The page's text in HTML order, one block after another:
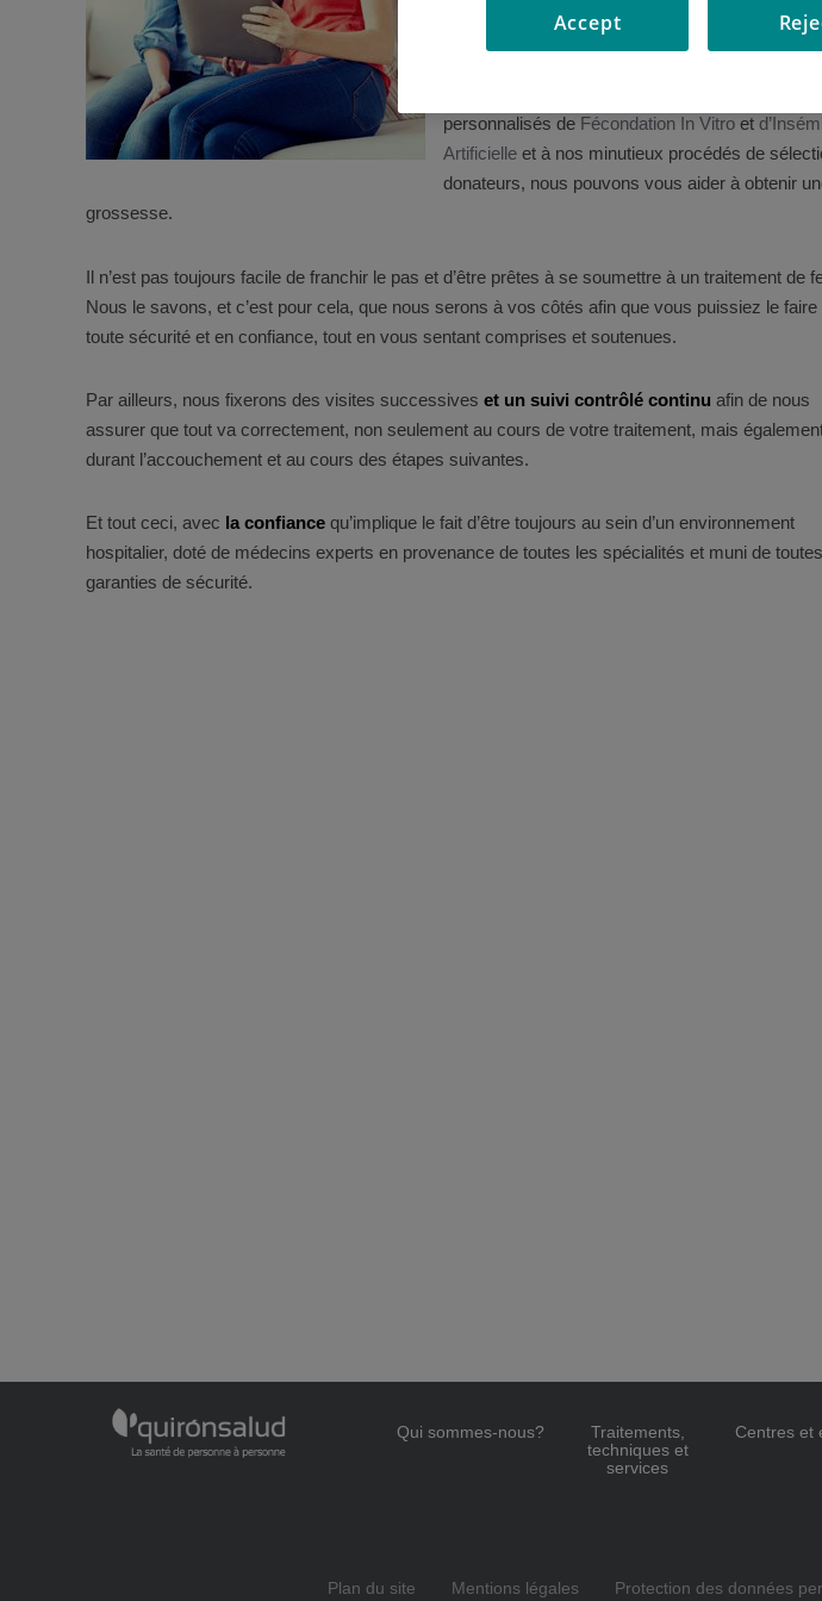
des ovules de la partenaire et des
d’un donateur.
personnalisés de Fécondation In Vitro et
Artificielle et à nos minutieux procédés de
donateurs, nous pouvons vous aider à obtenir
grossesse.
Il n’est pas toujours facile de franchir le pas et d’être prêtes à se soumettre à un traitement de
Nous le savons, et c’est pour cela, que nous serons à vos côtés afin que vous puissiez le faire
toute sécurité et en confiance, tout en vous sentant comprises et soutenues.
Par ailleurs, nous fixerons des visites successives et un suivi contrôlé continu afin de nous
assurer que tout va correctement, non seulement au cours de votre traitement, mais
durant l’accouchement et au cours des étapes suivantes.
Et tout ceci, avec la confiance qu’implique le fait d’être toujours au sein d’un environnement
hospitalier, doté de médecins experts en provenance de toutes les spécialités et muni de
garanties de sécurité.
Qui sommes-nous?
Traitements,
techniques et
services
Centres et
Plan du site Mentions légales Protection des données
Accept